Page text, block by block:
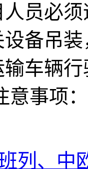
员必
备吊
车辆
事项：
列、中